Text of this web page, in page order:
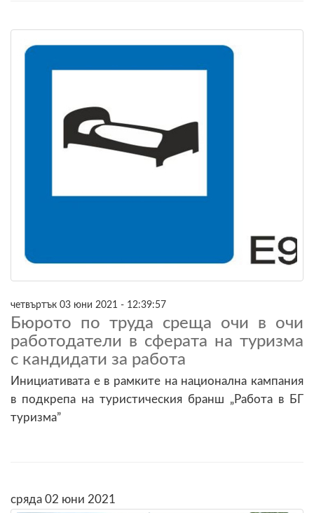
четвъртък 03 юни 2021 - 12:39:57
Бюрото по труда среща очи в очи
работодатели в сферата на туризма
с кандидати за работа
Инициативата е в рамките на национална кампания
в подкрепа на туристическия бранш „Работа в БГ
туризма”
сряда 02 юни 2021